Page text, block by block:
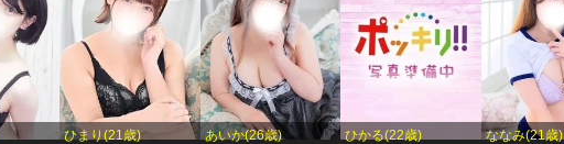
ひまり(21歳) あいか(26歳) ひかる(22歳) ななみ(21歳)